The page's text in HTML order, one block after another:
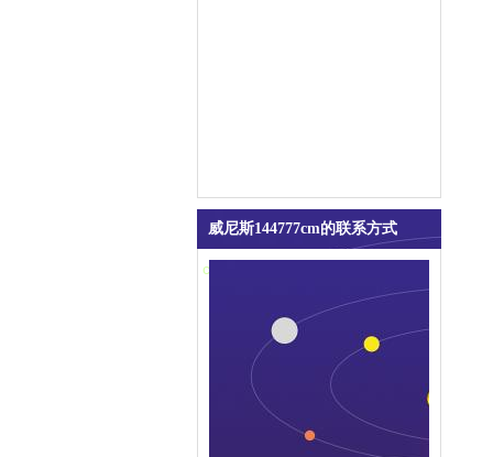
威尼斯144777cm的联系方式
contact us